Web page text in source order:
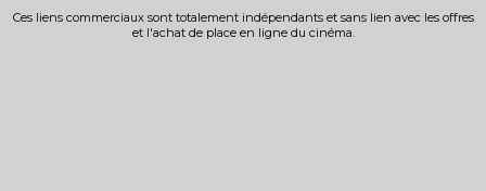
Ces liens commerciaux sont totalement indépendants et sans lien avec les offres
et l'achat de place en ligne du cinéma.